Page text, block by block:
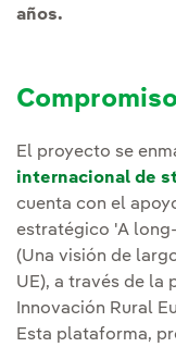
años.
El proyecto se
internacional de
cuenta con el
estratégico 'A
(Una visión de
UE), a través de la
Innovación Rural
Esta plataforma,